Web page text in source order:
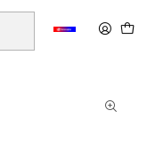
OLEO 80ML.